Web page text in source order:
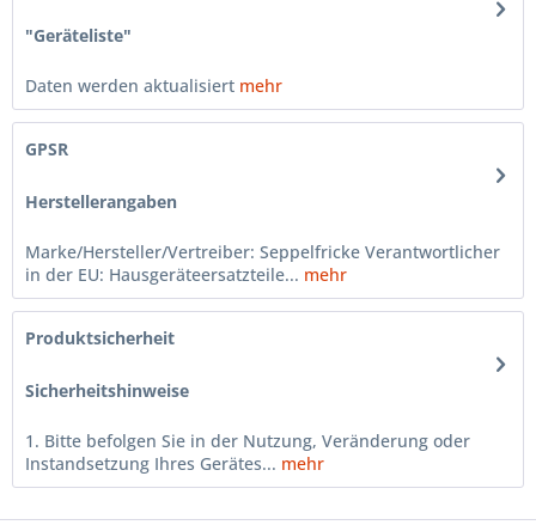
"Geräteliste"
Daten werden aktualisiert mehr
GPSR
Herstellerangaben
Marke/Hersteller/Vertreiber: Seppelfricke Verantwortlicher
in der EU: Hausgeräteersatzteile... mehr
Produktsicherheit
Sicherheitshinweise
1. Bitte befolgen Sie in der Nutzung, Veränderung oder
Instandsetzung Ihres Gerätes... mehr